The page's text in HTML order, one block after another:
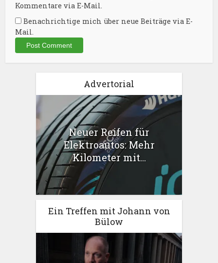
Kommentare via E-Mail.
Benachrichtige mich über neue Beiträge via E-
Mail.
Advertorial
Neuer Reifen für
Elektroautos: Mehr
Kilometer mit...
Ein Treffen mit Johann von
Bülow